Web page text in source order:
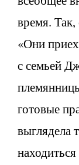
время. Так,
«Они
с семьей
готовые
выглядела